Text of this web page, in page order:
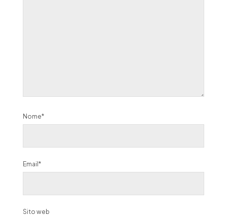
Nome*
Email*
Sito web